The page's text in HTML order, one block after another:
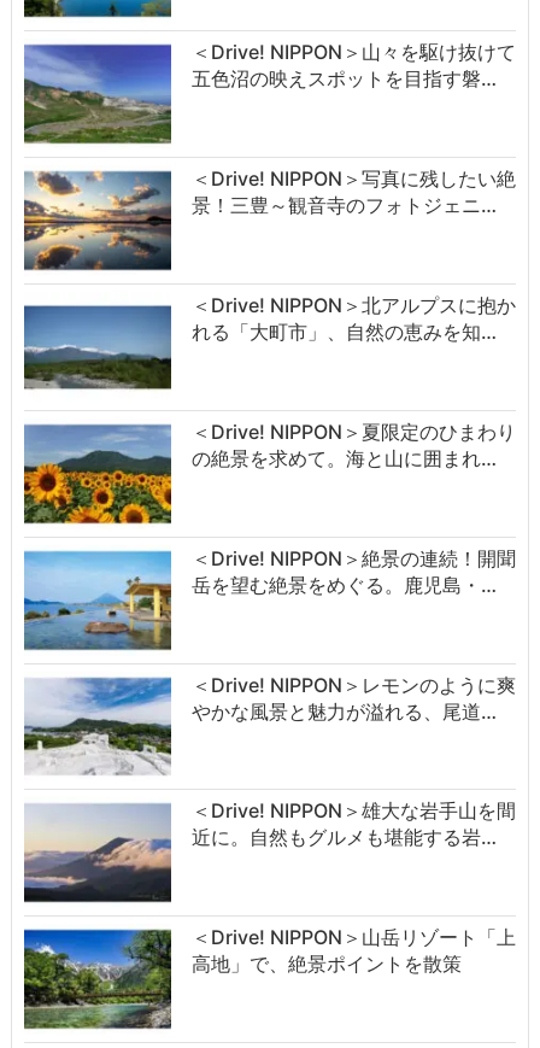
＜Drive! NIPPON＞山々を駆け抜けて
五色沼の映えスポットを目指す磐…
＜Drive! NIPPON＞写真に残したい絶
景！三豊～観音寺のフォトジェニ…
＜Drive! NIPPON＞北アルプスに抱か
れる「大町市」、自然の恵みを知…
＜Drive! NIPPON＞夏限定のひまわり
の絶景を求めて。海と山に囲まれ…
＜Drive! NIPPON＞絶景の連続！開聞
岳を望む絶景をめぐる。鹿児島・…
＜Drive! NIPPON＞レモンのように爽
やかな風景と魅力が溢れる、尾道…
＜Drive! NIPPON＞雄大な岩手山を間
近に。自然もグルメも堪能する岩…
＜Drive! NIPPON＞山岳リゾート「上
高地」で、絶景ポイントを散策